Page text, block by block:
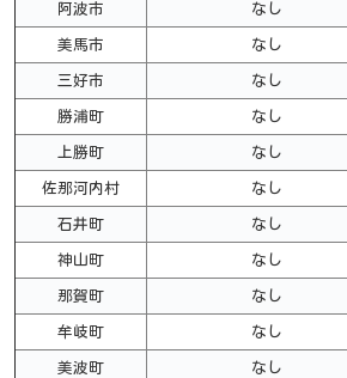
阿波市 なし
美馬市 なし
三好市 なし
勝浦町 なし
上勝町 なし
佐那河内村 なし
石井町 なし
神山町 なし
那賀町 なし
牟岐町 なし
美波町 なし